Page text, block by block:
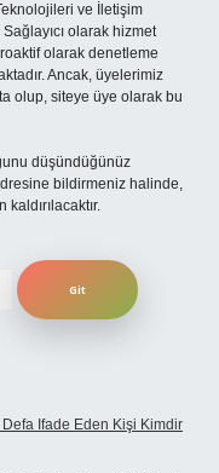
ve İletişim
olarak hizmet
olarak denetleme
Ancak, üyelerimiz
olup, siteye üye olarak bu
düşündüğünüz
bildirmeniz halinde,
Ifade Eden Kişi Kimdir